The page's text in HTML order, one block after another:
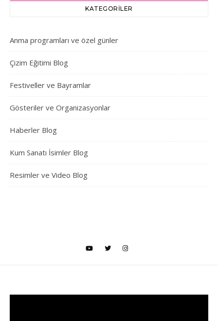
KATEGORILER
Anma programları ve özel günler
Çizim Eğitimi Blog
Festiveller ve Bayramlar
Gösteriler ve Organizasyonlar
Haberler Blog
Kum Sanatı İsimler Blog
Resimler ve Video Blog